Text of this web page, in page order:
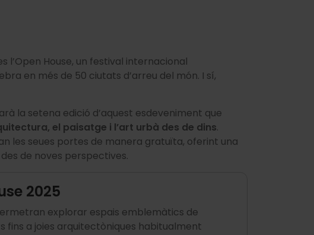
l’Open House, un festival internacional
en més de 50 ciutats d’arreu del món. I sí,
la setena edició d’aquest esdeveniment que
el paisatge i l’art urbà des de dins.
les seues portes de manera gratuïta, oferint una
de noves perspectives.
2025
explorar espais emblemàtics de
fins a joies arquitectòniques habitualment